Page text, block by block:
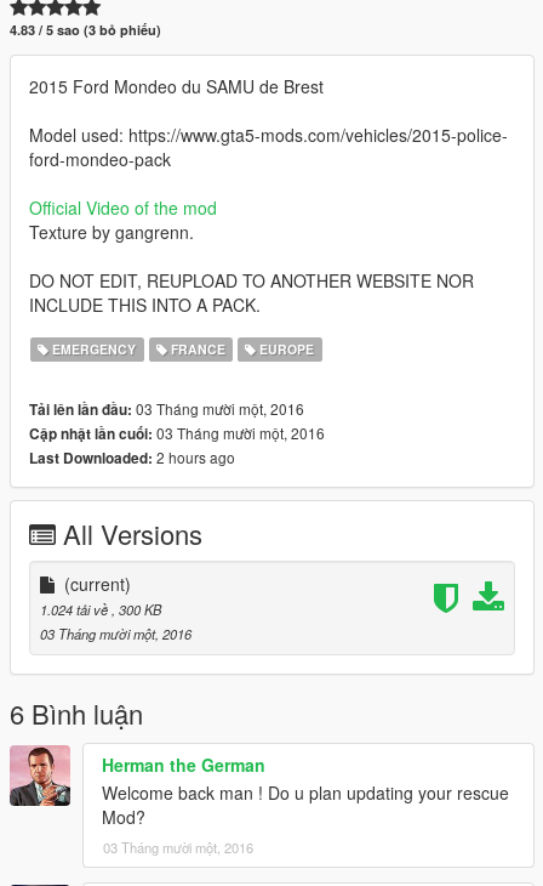
4.83 / 5 sao (3 bỏ phiếu)
2015 Ford Mondeo du SAMU de Brest
Model used: https://www.gta5-mods.com/vehicles/2015-police-
ford-mondeo-pack
Official Video of the mod
Texture by gangrenn.
DO NOT EDIT, REUPLOAD TO ANOTHER WEBSITE NOR
INCLUDE THIS INTO A PACK.
EMERGENCY FRANCE EUROPE
Tải lên lần đầu: 03 Tháng mười một, 2016
Cập nhật lần cuối: 03 Tháng mười một, 2016
Last Downloaded: 2 hours ago
All Versions
(current)
1.024 tải về , 300 KB
03 Tháng mười một, 2016
6 Bình luận
Herman the German
Welcome back man ! Do u plan updating your rescue
Mod?
03 Tháng mười một, 2016